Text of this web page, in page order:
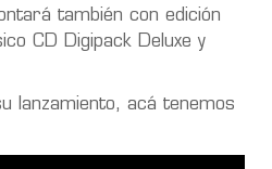
también con edición
CD Digipack Deluxe y
lanzamiento, acá tenemos